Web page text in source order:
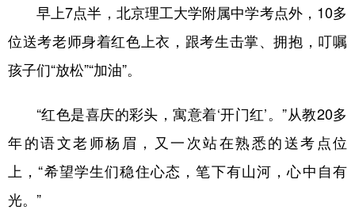
早上7点半，北京理工大学附属中学考点外，10多
位送考老师身着红色上衣，跟考生击掌、拥抱，叮嘱
孩子们“放松”“加油”。
“红色是喜庆的彩头，寓意着‘开门红’。”从教20多
年的语文老师杨眉，又一次站在熟悉的送考点位
上，“希望学生们稳住心态，笔下有山河，心中自有
光。”